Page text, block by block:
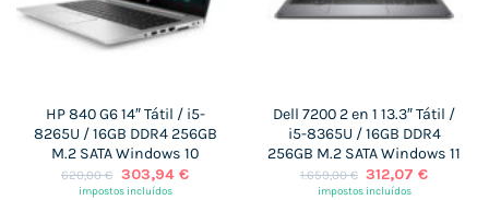
HP 840 G6 14″ Tátil / i5-
8265U / 16GB DDR4 256GB
M.2 SATA Windows 10
620,00€ O
preço
303,94 €O
impostos incluídos
Dell 7200 2 en 1 13.3″ Tátil /
i5-8365U / 16GB DDR4
256GB M.2 SATA Windows 11
1.659,00€ O
preço
312,07€O
impostos incluídos